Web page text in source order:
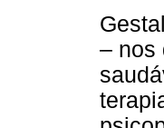
– nos